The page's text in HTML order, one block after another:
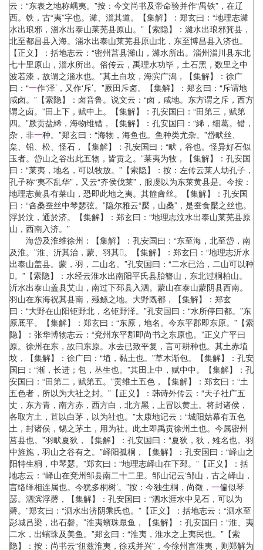
云：“东表之地称嵎夷。”按：今文尚书及帝命验并作“禺铁”，在辽
西。铁，古“夷”字也。濰、淄其道。【集解】：郑玄曰：“地理志濰
水出琅邪，淄水出泰山莱芜县原山。”【索隐】：濰水出琅邪箕县，
北至都昌县入海。淄水出泰山莱芜县原山北，东至博昌县入济也。
【正义】：括地志云：“密州莒县濰山，濰水所出。淄州淄川县东北
七十里原山，淄水所出。俗传云，禹理水功毕，土石黑，数里之中
波若漆，故谓之淄水也。”其土白坟，海滨广潟，【集解】：徐广
曰：“一作‘泽’，又作‘斥’。”厥田斥卤。【集解】：郑玄曰：“斥谓地
咸卤。”【索隐】：卤音鲁。说文云：“卤，咸地。东方谓之斥，西方
谓之卤。”田上下，赋中上。【集解】：孔安国曰：“田第三，赋第
四。”厥贡盐絺，海物维错，【集解】：孔安国曰：“絺，细葛。错，
杂，非一种。”郑玄曰：“海物，海鱼也。鱼种类尤杂。”岱畎丝、
枲、铅、松、怪石，【集解】：孔安国曰：“畎，谷也。怪异好石似
玉者。岱山之谷出此五物，皆贡之。”莱夷为牧，【集解】：孔安国
曰：“莱夷，地名，可以牧放。”【索隐】：按：左传云莱人劫孔子，
孔子称“夷不乱华”，又云“齐侯伐莱”，服虔以为东莱黄县是。今按：
地理志黄县有莱山，恐即此地之夷。其篚酓丝。【集解】：孔安国
曰：“酓桑蚕丝中琴瑟弦。”隐尔雅云“檿，山桑”，是蚕食檿之丝也。
浮於汶，通於济。【集解】：郑玄曰：“地理志汶水出泰山莱芜县原
山，西南入济。”
海岱及淮维徐州：【集解】：孔安国曰：“东至海，北至岱，南
及淮。”淮、沂其治，蒙、羽其。【集解】：郑玄曰：“地理志沂水
出泰山盖县。蒙，羽，二山名。”孔安国曰：“二水已治，二山可以种
。”【索隐】：水经云淮水出南阳平氏县胎簪山，东北过桐柏山。
沂水出泰山盖县艾山，南过下邳县入泗。蒙山在泰山蒙阴县西南。
羽山在东海祝其县南，殛鲧之地。大野既都，【集解】：郑玄
曰：“大野在山阳钜野北，名钜野泽。”孔安国曰：“水所停曰都。”东
原厎平。【集解】：郑玄曰：“东原，地名。今东平郡即东原。”【索
隐】：张华博物志云：“兗州东平郡即尚书之东原也。”正义广平曰
原。徐州在东，故曰东原。水去已致平复，言可耕种也。其土赤埴
坟，【集解】：徐广曰：“埴，黏土也。”草木渐包。【集解】：孔安
国曰：“渐，长进；包，丛生也。”其田上中，赋中中。【集解】：孔
安国曰：“田第二，赋第五。”贡维土五色，【集解】：郑玄曰：“土
五色者，所以为大社之封。”【正义】：韩诗外传云：“天子社广五
丈，东方青，南方赤，西方白，北方黑，上冒以黄土。将封诸侯，
各取方土，苴以白茅，以为社也。”太康地记云：“城阳姑幕有五色
土，封诸侯，锡之茅土，用为社。此土即禹贡徐州土也。今属密州
莒县也。”羽畎夏狄，【集解】：孔安国曰：“夏狄，狄，雉名也。羽
中旌旄，羽山之谷有之。”峄阳孤桐，【集解】：孔安国曰：“峄山之
阳特生桐，中琴瑟。”郑玄曰：“地理志峄山在下邳。”【正义】：括
地志云：“峄山在兗州邹县南二十二里。邹山记云‘邹山，古之峄山，
言络绎相连属也。今犹多桐树’。”按：今独生桐，尚徵， 一偏似琴
瑟。泗滨浮磬，【集解】：孔安国曰：“泗水涯水中见石，可以为
磬。”郑玄曰：“泗水出济阴乘氏也。”【正义】：括地志云：“泗水至
彭城吕梁，出石磬。”淮夷蠙珠臮鱼，【集解】：孔安国曰：“淮、夷
二水，出蠙珠及美鱼。”郑玄曰：“淮夷，淮水之上夷民也。”【索
隐】：按：尚书云“徂兹淮夷，徐戎并兴”，今徐州言淮夷，则郑解为